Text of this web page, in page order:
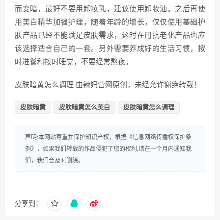
而变暗，最好不要用卸妆乳，建议使用卸妆油。之后再使
用美白精华加强护理，随着年龄的增长，仅仅使用基础护
肤产品已经不能满足皮肤需求，这时在用抗老化产品也应
该选择适合自己的一套。另外需要养成好的生活习惯，按
时进餐和按时睡觉，不要经常熬夜。
皮肤暗黄怎么调理 由辣妈营网原创，未经允许谢绝转载！
皮肤暗黄 皮肤暗黄怎么美白 皮肤暗黄怎么调理
声明:本网站尊重并保护知识产权，根据《信息网络传播权保护条
例》，如果我们转载的作品侵犯了您的权利,请在一个月内通知我
们，我们会及时删除。
分享到：